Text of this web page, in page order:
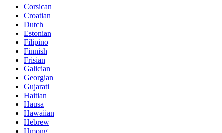
Corsican
Croatian
Dutch
Estonian
Filipino
Finnish
Frisian
Galician
Georgian
Gujarati
Haitian
Hausa
Hawaiian
Hebrew
Hmong